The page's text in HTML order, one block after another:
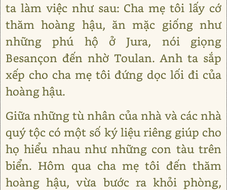
ta làm việc như sau: Cha mẹ tôi lấy cớ
thăm hoàng hậu, ăn mặc giống như
những phú hộ ở Jura, nói giọng
Besançon đến nhờ Toulan. Anh ta sắp
xếp cho cha mẹ tôi đứng dọc lối đi của
hoàng hậu.
Giữa những tù nhân của nhà và các nhà
quý tộc có một số ký liệu riêng giúp cho
họ hiểu nhau như những con tàu trên
biển. Hôm qua cha mẹ tôi đến thăm
hoàng hậu, vừa bước ra khỏi phòng,